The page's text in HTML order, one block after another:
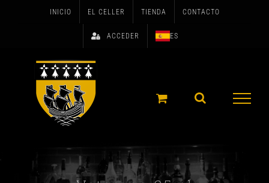
INICIO EL CELLER TIENDA CONTACTO
ACCEDER ES